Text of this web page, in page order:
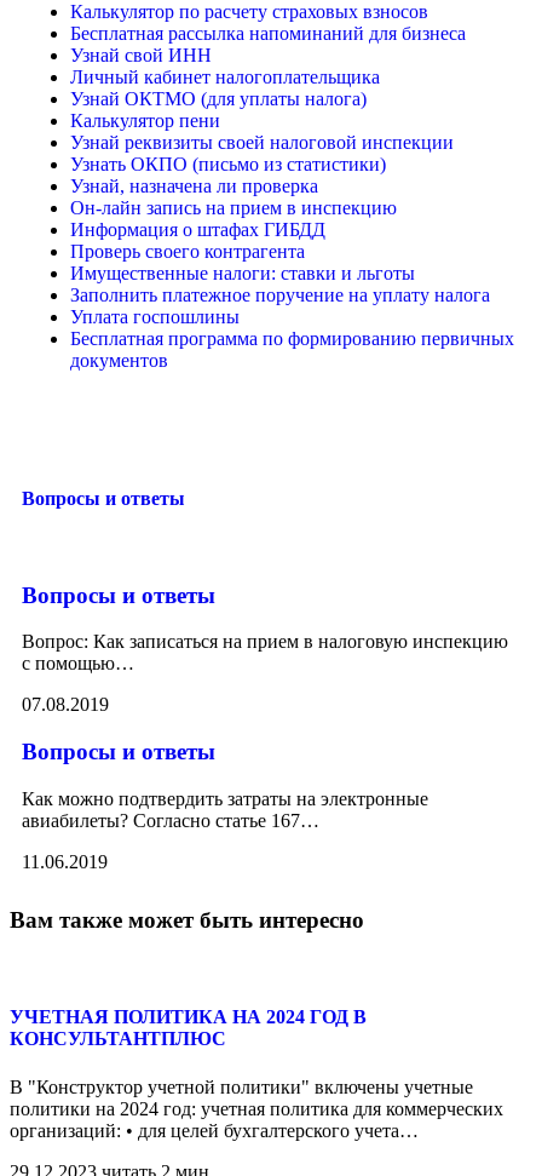
Калькулятор по расчету страховых взносов
Бесплатная рассылка напоминаний для бизнеса
Узнай свой ИНН
Личный кабинет налогоплательщика
Узнай ОКТМО (для уплаты налога)
Калькулятор пени
Узнай реквизиты своей налоговой инспекции
Узнать ОКПО (письмо из статистики)
Узнай, назначена ли проверка
Он-лайн запись на прием в инспекцию
Информация о штафах ГИБДД
Проверь своего контрагента
Имущественные налоги: ставки и льготы
Заполнить платежное поручение на уплату налога
Уплата госпошлины
Бесплатная программа по формированию первичных
документов
Вопросы и ответы
Вопросы и ответы
Вопрос: Как записаться на прием в налоговую инспекцию
с помощью…
07.08.2019
Вопросы и ответы
Как можно подтвердить затраты на электронные
авиабилеты? Согласно статье 167…
11.06.2019
Вам также может быть интересно
УЧЕТНАЯ ПОЛИТИКА НА 2024 ГОД В
КОНСУЛЬТАНТПЛЮС
В "Конструктор учетной политики" включены учетные
политики на 2024 год: учетная политика для коммерческих
организаций: • для целей бухгалтерского учета…
29.12.2023 читать 2 мин.